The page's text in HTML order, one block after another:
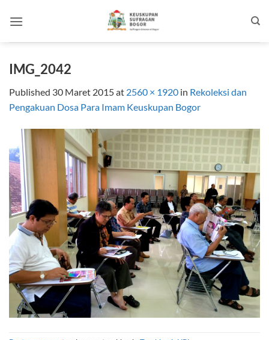
IMG_2042
Published 30 Maret 2015at 2560 × 1920 in Rekoleksi dan
Pengakuan Dosa Para Imam Keuskupan Bogor